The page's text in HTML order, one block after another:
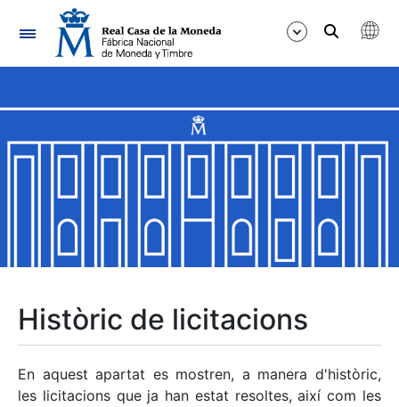
Navegació
Mostra/Amaga
Mostra/Amaga
Mostra/Amaga
Històric de licitacions
En aquest apartat es mostren, a manera d'històric,
les licitacions que ja han estat resoltes, així com les